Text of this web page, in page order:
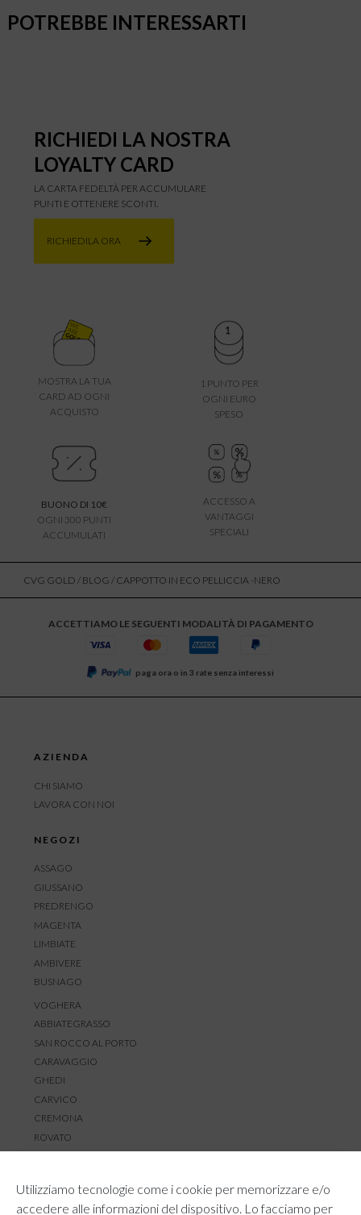
Utilizziamo tecnologie come i cookie per memorizzare e/o
accedere alle informazioni del dispositivo. Lo facciamo per
POTREBBE INTERESSARTI
RICHIEDI LA NOSTRA
LOYALTY CARD
LA CARTA FEDELTÀ PER ACCUMULARE
PUNTI E OTTENERE SCONTI.
RICHIEDILA ORA
MOSTRA LA TUA
CARD AD OGNI
ACQUISTO
1 PUNTO PER
OGNI EURO
SPESO
BUONO DI 10€
OGNI 300 PUNTI
ACCUMULATI
ACCESSO A
VANTAGGI
SPECIALI
CVG GOLD / BLOG / CAPPOTTO IN ECO PELLICCIA -NERO
ACCETTIAMO LE SEGUENTI MODALITÀ DI PAGAMENTO
paga ora o in 3 rate senza interessi
AZIENDA
CHI SIAMO
LAVORA CON NOI
NEGOZI
ASSAGO
GIUSSANO
PREDRENGO
MAGENTA
LIMBIATE
AMBIVERE
BUSNAGO
VOGHERA
ABBIATEGRASSO
SAN ROCCO AL PORTO
CARAVAGGIO
GHEDI
CARVICO
CREMONA
ROVATO